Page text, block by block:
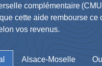
complémentaire
cette aide rembourse
vos revenus.
Alsace-Moselle